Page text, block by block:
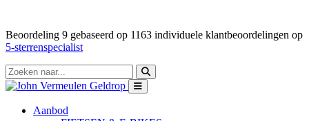
Beoordeling 9 gebaseerd op 1163 individuele klantbeoordelingen op
5-sterrenspecialist
Aanbod